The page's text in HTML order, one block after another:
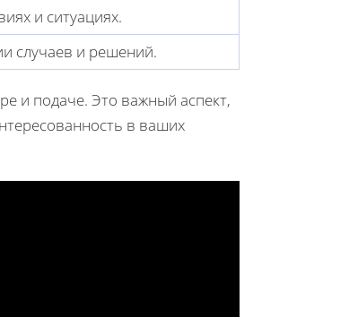
и ситуациях.
случаев и решений.
и подаче. Это важный аспект,
в ваших